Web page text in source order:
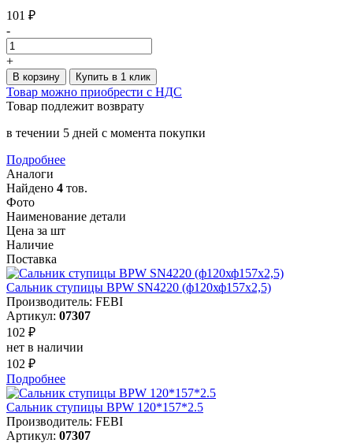
101 ₽
-
+
В корзину Купить в 1 клик
Товар можно приобрести с НДС
Товар подлежит возврату
в течении 5 дней с момента покупки
Подробнее
Аналоги
Найдено 4 тов.
Фото
Наименование детали
Цена за шт
Наличие
Поставка
Сальник ступицы BPW SN4220 (ф120хф157х2,5)
Производитель: FEBI
Артикул: 07307
102 ₽
нет в наличии
102 ₽
Подробнее
Сальник ступицы BPW 120*157*2.5
Производитель: FEBI
Артикул: 07307